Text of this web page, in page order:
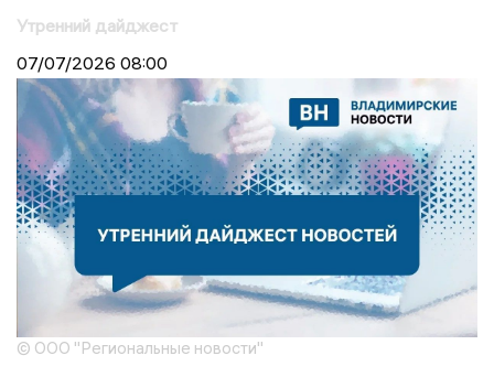
Утренний дайджест
07/07/2026 08:00
© ООО "Региональные новости"